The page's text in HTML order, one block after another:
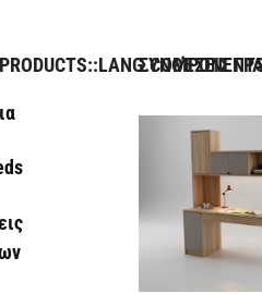
ΣΥΝΘΈΣΕΙΣ